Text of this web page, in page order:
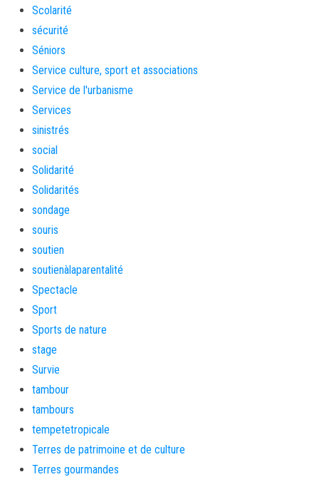
Scolarité
sécurité
Séniors
Service culture, sport et associations
Service de l'urbanisme
Services
sinistrés
social
Solidarité
Solidarités
sondage
souris
soutien
soutienàlaparentalité
Spectacle
Sport
Sports de nature
stage
Survie
tambour
tambours
tempetetropicale
Terres de patrimoine et de culture
Terres gourmandes